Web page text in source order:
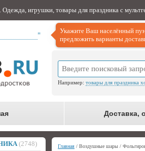
Одежда, игрушки, товары для праздника с
"
Укажите Ваш населённый
предложить варианты
Например: товары для праздника
Доставка,
(2748) Главная / Воздушные шары /